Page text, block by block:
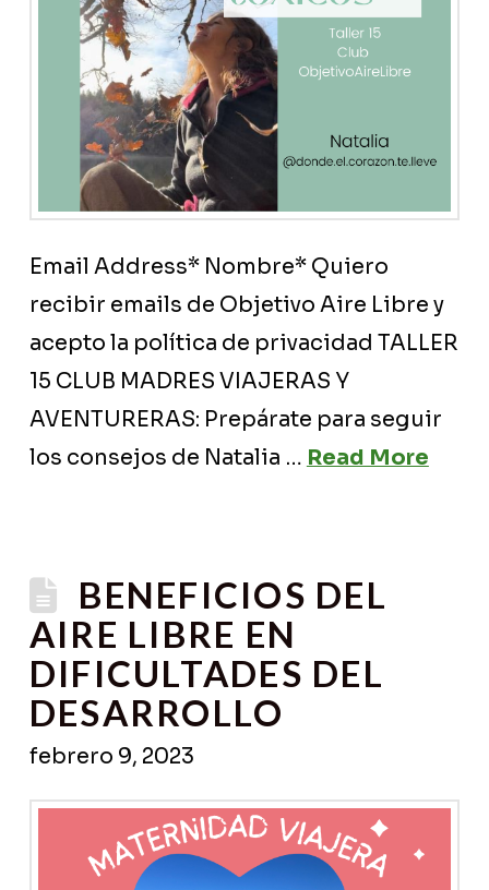
Email Address* Nombre* Quiero
recibir emails de Objetivo Aire Libre y
acepto la política de privacidad TALLER
15 CLUB MADRES VIAJERAS Y
AVENTURERAS: Prepárate para seguir
los consejos de Natalia … Read More
BENEFICIOS DEL
AIRE LIBRE EN
DIFICULTADES DEL
DESARROLLO
febrero 9, 2023